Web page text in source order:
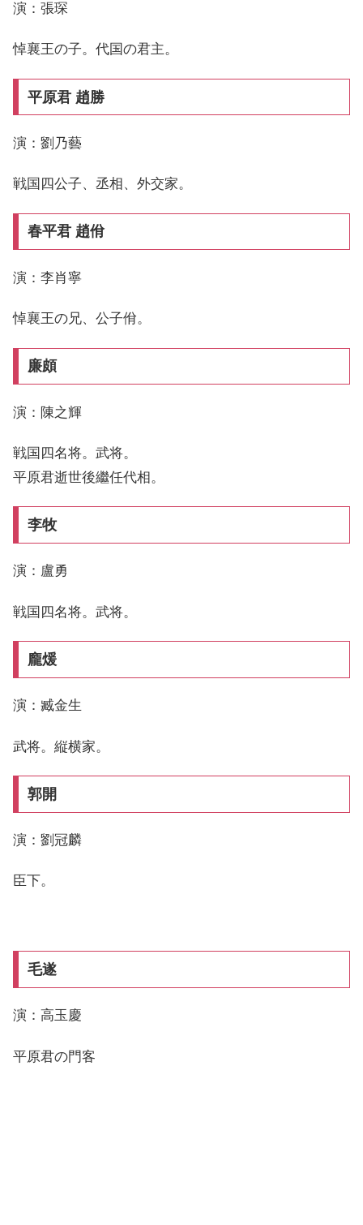
演：張琛
悼襄王の子。代国の君主。
平原君 趙勝
演：劉乃藝
戦国四公子、丞相、外交家。
春平君 趙佾
演：李肖寧
悼襄王の兄、公子佾。
廉頗
演：陳之輝
戦国四名将。武将。
平原君逝世後繼任代相。
李牧
演：盧勇
戦国四名将。武将。
龐煖
演：臧金生
武将。縦横家。
郭開
演：劉冠麟
臣下。
毛遂
演：高玉慶
平原君の門客